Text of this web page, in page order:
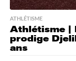
ATHLÉTISME
Athlétisme |
prodige
ans